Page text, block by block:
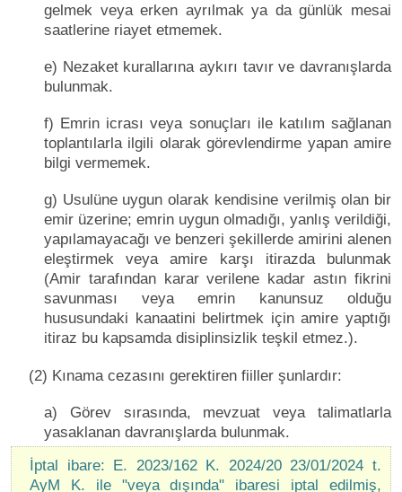
gelmek veya erken ayrılmak ya da günlük mesai
saatlerine riayet etmemek.
e) Nezaket kurallarına aykırı tavır ve davranışlarda
bulunmak.
f) Emrin icrası veya sonuçları ile katılım sağlanan
toplantılarla ilgili olarak görevlendirme yapan amire
bilgi vermemek.
g) Usulüne uygun olarak kendisine verilmiş olan bir
emir üzerine; emrin uygun olmadığı, yanlış verildiği,
yapılamayacağı ve benzeri şekillerde amirini alenen
eleştirmek veya amire karşı itirazda bulunmak
(Amir tarafından karar verilene kadar astın fikrini
savunması veya emrin kanunsuz olduğu
hususundaki kanaatini belirtmek için amire yaptığı
itiraz bu kapsamda disiplinsizlik teşkil etmez.).
(2) Kınama cezasını gerektiren fiiller şunlardır:
a) Görev sırasında, mevzuat veya talimatlarla
yasaklanan davranışlarda bulunmak.
İptal ibare: E. 2023/162 K. 2024/20 23/01/2024 t.
AyM K. ile "veya dışında" ibaresi iptal edilmiş,